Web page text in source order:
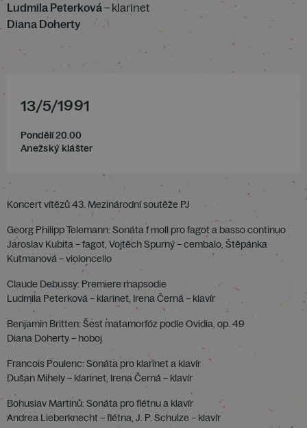
Ludmila Peterková– klarinet
Diana Doherty
13/5/1991
Pondělí 20.00
Anežský klášter
Koncert vítězů 43. Mezinárodní soutěže PJ
Georg Philipp Telemann: Sonáta f moll pro fagot a basso continuo
Jaroslav Kubita – fagot, Vojtěch Spurný – cembalo, Štěpánka
Kutmanová – violoncello
Claude Debussy: Premiere rhapsodie
Ludmila Peterková – klarinet, Irena Černá – klavír
Benjamin Britten: Šest matamorfóz podle Ovidia, op. 49
Diana Doherty – hoboj
Francois Poulenc: Sonáta pro klarinet a klavír
Dušan Mihely – klarinet, Irena Černá – klavír
Bohuslav Martinů: Sonáta pro flétnu a klavír
Andrea Lieberknecht – flétna, J. P. Schulze – klavír